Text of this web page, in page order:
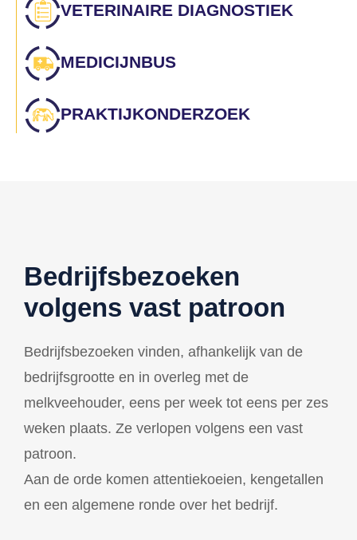
VETERINAIRE DIAGNOSTIEK
MEDICIJNBUS
PRAKTIJKONDERZOEK
Bedrijfsbezoeken
volgens vast patroon
Bedrijfsbezoeken vinden, afhankelijk van de
bedrijfsgrootte en in overleg met de
melkveehouder, eens per week tot eens per zes
weken plaats. Ze verlopen volgens een vast
patroon.
Aan de orde komen attentiekoeien, kengetallen
en een algemene ronde over het bedrijf.